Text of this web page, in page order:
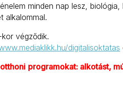
minden nap lesz,
alkalommal.
végződik.
digitalisoktatas
otthoni programokat: alkotást,